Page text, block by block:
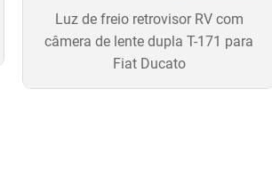
Luz de freio retrovisor RV com
câmera de lente dupla T-171 para
Fiat Ducato